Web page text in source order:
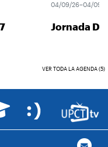
04/09/26–04/09/26
Jornada
VER TODA LA AGENDA (5)